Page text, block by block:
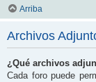
Arriba
Archivos
¿Qué archivos
Cada foro puede